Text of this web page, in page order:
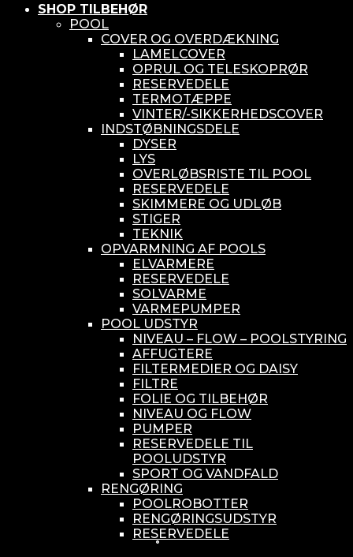
SHOP TILBEHØR
POOL
COVER OG OVERDÆKNING
LAMELCOVER
OPRUL OG TELESKOPRØR
RESERVEDELE
TERMOTÆPPE
VINTER/-SIKKERHEDSCOVER
INDSTØBNINGSDELE
DYSER
LYS
OVERLØBSRISTE TIL POOL
RESERVEDELE
SKIMMERE OG UDLØB
STIGER
TEKNIK
OPVARMNING AF POOLS
ELVARMERE
RESERVEDELE
SOLVARME
VARMEPUMPER
POOL UDSTYR
NIVEAU – FLOW – POOLSTYRING
AFFUGTERE
FILTERMEDIER OG DAISY
FILTRE
FOLIE OG TILBEHØR
NIVEAU OG FLOW
PUMPER
RESERVEDELE TIL
POOLUDSTYR
SPORT OG VANDFALD
RENGØRING
POOLROBOTTER
RENGØRINGSUDSTYR
RESERVEDELE
SMÅ BUNDSUGERE